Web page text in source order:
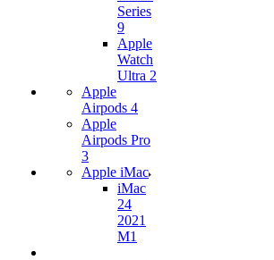
Series
9
Apple
Watch
Ultra 2
Apple
Airpods 4
Apple
Airpods Pro
3
Apple iMac
iMac
24
2021
M1